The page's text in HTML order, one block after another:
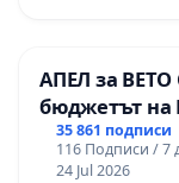
АПЕЛ за ВЕТО
бюджетът на
правата ни в
35 861 подписи
116 Подписи / 7
24 Jul 2026